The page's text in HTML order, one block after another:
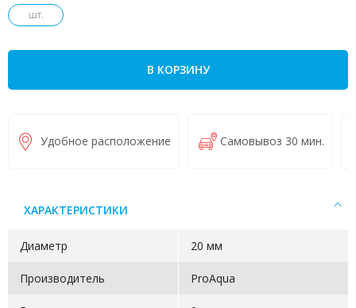
шт.
В КОРЗИНУ
Удобное расположение Самовывоз 30 мин.
ХАРАКТЕРИСТИКИ
Диаметр 20 мм
Производитель ProAqua